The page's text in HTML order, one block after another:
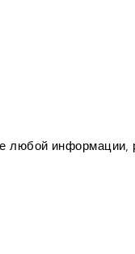
любой информации,